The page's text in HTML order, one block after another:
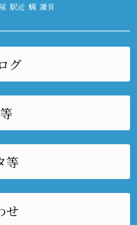
駅近 鯛 雑貨
グ
等
せ